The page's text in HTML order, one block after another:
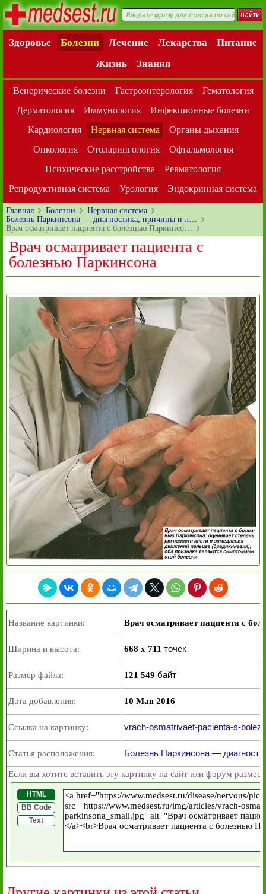
Здоровье Болезни Лечение Лекарства
Питание
Жизнь
Знания
Венерические болезни Гастроэнтерология
Гематология
Дерматология
Иммунология
Инфекционные болезни
Кардиология
Нервная система
Органы дыхания
Онкология
Отоларингология
Офтальмология
Психические расстройства
Ревматология
Репродуктивная система
Урология Эндокринная система
Главная Болезни
Нервная система
Болезнь Паркинсона — диагностика, причины и л…
Врач осматривает пациента с болезнью Паркинсо…
Врач осматривает пациента с
болезнью Паркинсона
Название картинки: Врач осматривает пациента с
Ширина и высота: 668 x 711 точек
Размер файла: 121 549 байт
Дата добавления: 10 Мая 2016
Ссылка на картинку: vrach-osmatrivaet-pacienta-s-
Статья расположения: Болезнь Паркинсона —
Если вы хотите вставить эту картинку на сайт или форум
HTML
BB Code
Text